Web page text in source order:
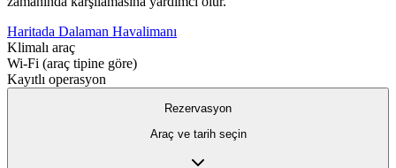
Haritada Dalaman Havalimanı
Klimalı araç
Wi‑Fi (araç tipine göre)
Kayıtlı operasyon
Rezervasyon
Araç ve tarih seçin